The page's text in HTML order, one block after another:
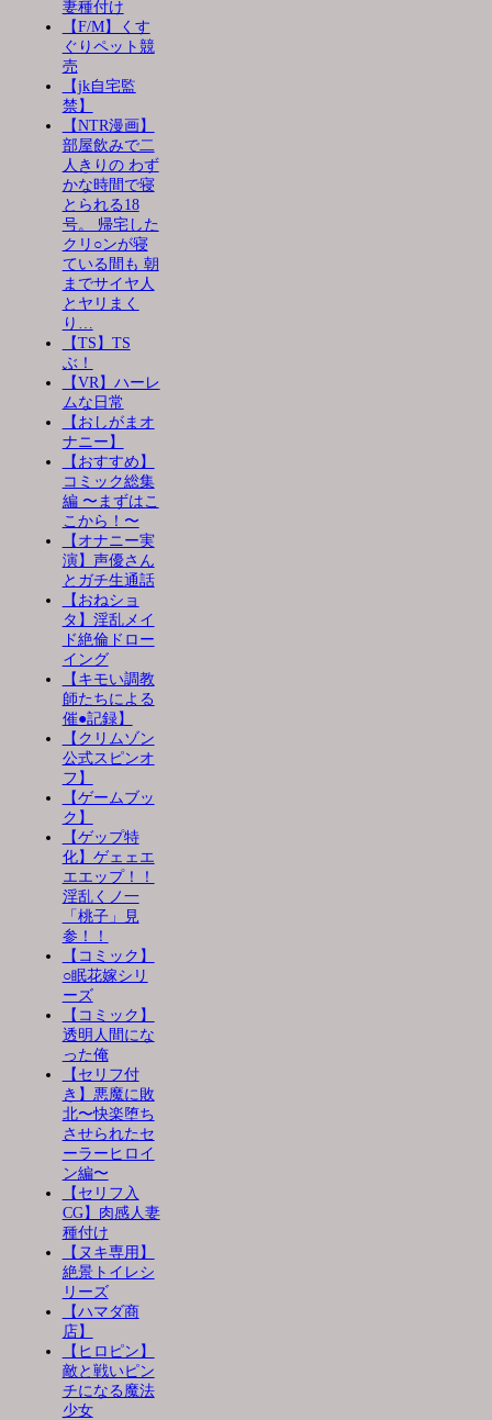
妻種付け
【F/M】くす
ぐりペット競
売
【jk自宅監
禁】
【NTR漫画】
部屋飲みで二
人きりの わず
かな時間で寝
とられる18
号。 帰宅した
クリ○ンが寝
ている間も 朝
までサイヤ人
とヤリまく
り…
【TS】TS
ぶ！
【VR】ハーレ
ムな日常
【おしがまオ
ナニー】
【おすすめ】
コミック総集
編 〜まずはこ
こから！〜
【オナニー実
演】声優さん
とガチ生通話
【おねショ
タ】淫乱メイ
ド絶倫ドロー
イング
【キモい調教
師たちによる
催●記録】
【クリムゾン
公式スピンオ
フ】
【ゲームブッ
ク】
【ゲップ特
化】ゲェェエ
エエップ！！
淫乱くノ一
「桃子」見
参！！
【コミック】
○眠花嫁シリ
ーズ
【コミック】
透明人間にな
った俺
【セリフ付
き】悪魔に敗
北〜快楽堕ち
させられたセ
ーラーヒロイ
ン編〜
【セリフ入
CG】肉感人妻
種付け
【ヌキ専用】
絶景トイレシ
リーズ
【ハマダ商
店】
【ヒロピン】
敵と戦いピン
チになる魔法
少女